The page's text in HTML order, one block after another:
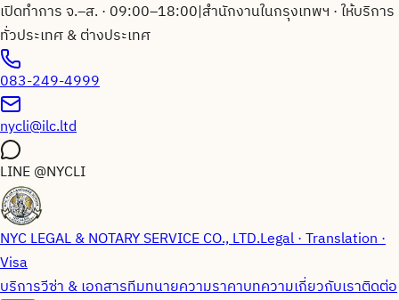
เปิดทำการ จ.–ส. · 09:00–18:00|สำนักงานในกรุงเทพฯ · ให้บริการ
ทั่วประเทศ & ต่างประเทศ
083-249-4999
nycli@ilc.ltd
LINE@NYCLI
NYC LEGAL & NOTARY SERVICE CO., LTD.Legal · Translation ·
Visa
บริการวีซ่า & เอกสารทีมทนายความราคาบทความเกี่ยวกับเราติดต่อ